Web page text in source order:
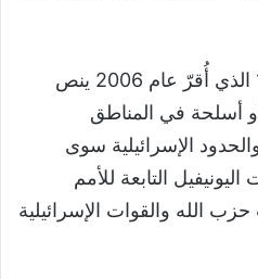
يجدر بالذكر أن القرار 1701 الذي أُقرّ عام 2006 ينص
أسلحة في المناطق
الإسرائيلية سوى
التابعة للأمم
الله والقوات الإسرائيلية